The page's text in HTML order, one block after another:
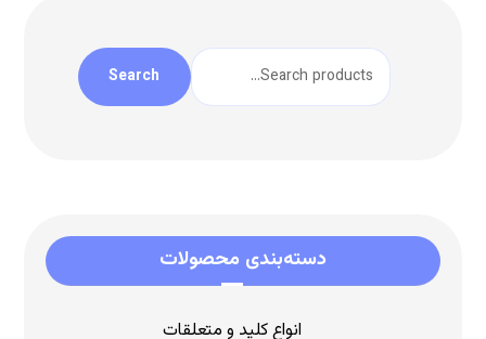
Search
دسته‌بندی محصولات
انواع کلید و متعلقات